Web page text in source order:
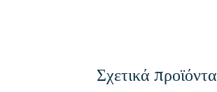
Σχετικά προϊόντα